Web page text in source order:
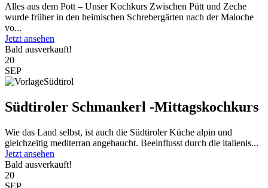
Alles aus dem Pott – Unser Kochkurs Zwischen Pütt und Zeche
wurde früher in den heimischen Schrebergärten nach der Maloche
vo...
Jetzt ansehen
Bald ausverkauft!
20
SEP
Südtiroler Schmankerl -Mittagskochkurs
Wie das Land selbst, ist auch die Südtiroler Küche alpin und
gleichzeitig mediterran angehaucht. Beeinflusst durch die italienis...
Jetzt ansehen
Bald ausverkauft!
20
SEP